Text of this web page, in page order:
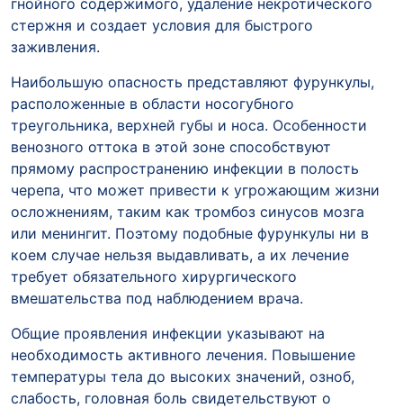
гнойного содержимого, удаление некротического
стержня и создает условия для быстрого
заживления.
Наибольшую опасность представляют фурункулы,
расположенные в области носогубного
треугольника, верхней губы и носа. Особенности
венозного оттока в этой зоне способствуют
прямому распространению инфекции в полость
черепа, что может привести к угрожающим жизни
осложнениям, таким как тромбоз синусов мозга
или менингит. Поэтому подобные фурункулы ни в
коем случае нельзя выдавливать, а их лечение
требует обязательного хирургического
вмешательства под наблюдением врача.
Общие проявления инфекции указывают на
необходимость активного лечения. Повышение
температуры тела до высоких значений, озноб,
слабость, головная боль свидетельствуют о